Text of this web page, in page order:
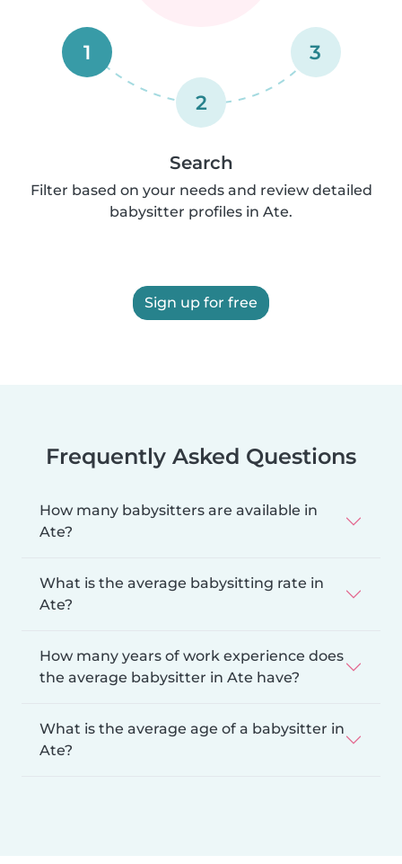
1
2
3
Search
Filter based on your needs and review detailed
babysitter profiles in Ate.
Sign up for free
Frequently Asked Questions
How many babysitters are available in
Ate?
What is the average babysitting rate in
Ate?
How many years of work experience does
the average babysitter in Ate have?
What is the average age of a babysitter in
Ate?